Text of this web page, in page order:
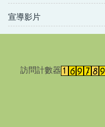
宣導影片
訪問計數器